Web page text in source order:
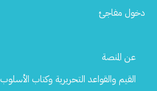
دخول مفاجئ
Footer
عن المنصة
القيم والقواعد التحريرية وكتاب الأسلوب